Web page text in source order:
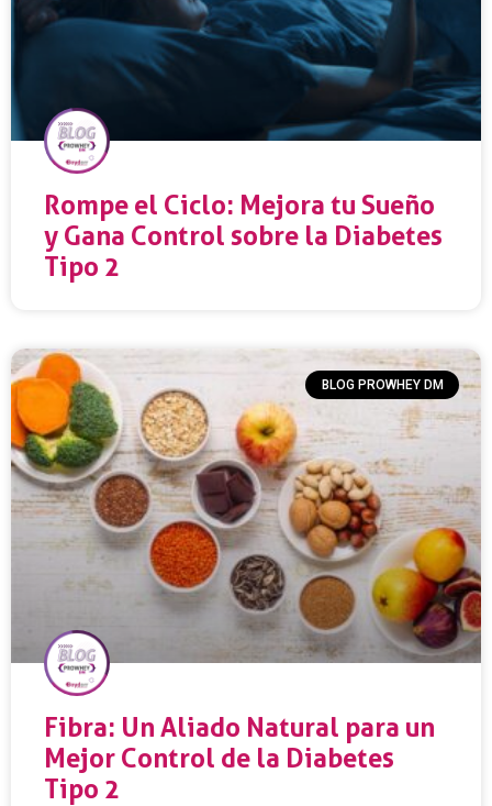
Rompe el Ciclo: Mejora tu Sueño
y Gana Control sobre la Diabetes
Tipo 2
BLOG PROWHEY DM
Fibra: Un Aliado Natural para un
Mejor Control de la Diabetes
Tipo 2